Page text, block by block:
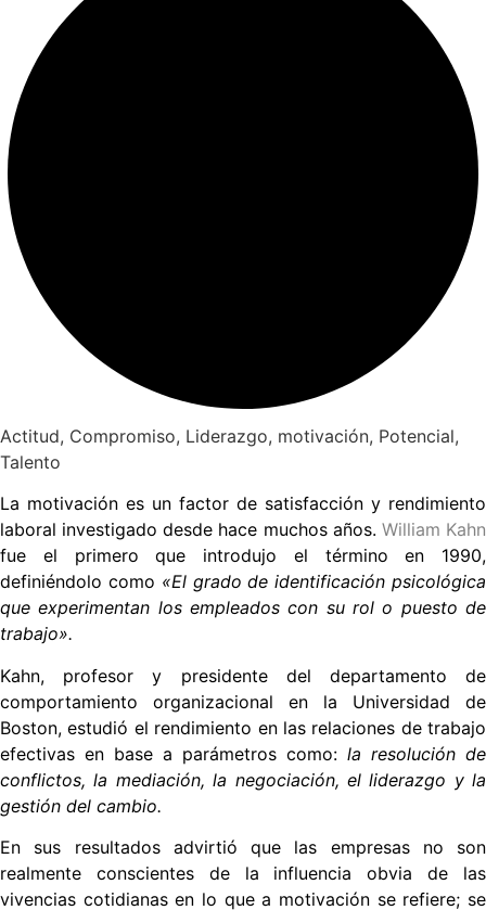
Actitud, Compromiso, Liderazgo, motivación, Potencial,
Talento
La motivación es un factor de satisfacción y rendimiento
laboral investigado desde hace muchos años. William Kahn
fue el primero que introdujo el término en 1990,
definiéndolo como «El grado de identificación psicológica
que experimentan los empleados con su rol o puesto de
trabajo».
Kahn, profesor y presidente del departamento de
comportamiento organizacional en la Universidad de
Boston,estudió el rendimiento en las relaciones de trabajo
efectivas en base a parámetros como: la resolución de
conflictos, la mediación, la negociación, el liderazgo y la
gestión del cambio.
En sus resultados advirtió que las empresas no son
realmente conscientes de la influencia obvia de las
vivencias cotidianas en lo que a motivación se refiere; se